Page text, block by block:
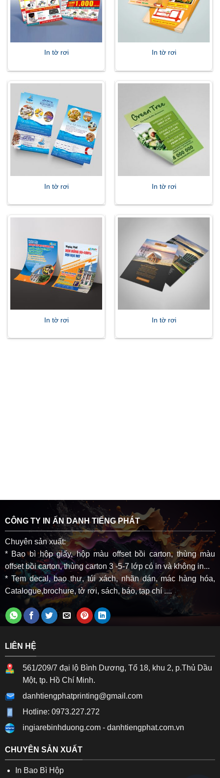
In tờ rơi In tờ rơi
In tờ rơi In tờ rơi
In tờ rơi In tờ rơi
CÔNG TY IN ẤN DANH TIẾNG PHÁT
Chuyên sản xuất:
* Bao bì hộp giấy, hộp màu offset bồi carton, thùng màu
offset bồi carton, thùng carton 3 -5-7 lớp có in và không in...
* Tem decal, bao thư, túi xách, nhãn dán, mác hàng hóa,
Catalogue,brochure, tờ rơi, sách, báo, tạp chí ....
LIÊN HỆ
561/209/7 đại lộ Bình Dương, Tổ 18, khu 2, p.Thủ Dầu
Một, tp. Hồ Chí Minh.
danhtiengphatprinting@gmail.com
Hotline: 0973.227.272
ingiarebinhduong.com- danhtiengphat.com.vn
CHUYÊN SẢN XUẤT
In Bao Bì Hộp